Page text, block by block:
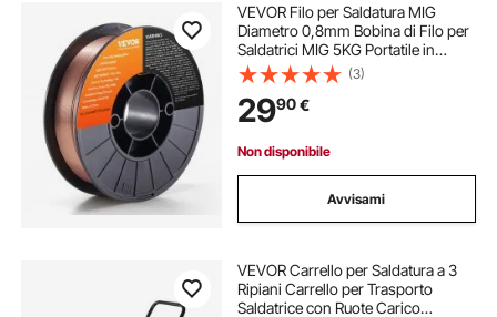
VEVOR Filo per Saldatura MIG
Diametro 0,8mm Bobina di Filo per
Saldatrici MIG 5KG Portatile in
Acciaio Morbido 200 mm, Filo di
Saldatura Trazione Massima tra
490-670 MPa per Saldatrici MIG
con Bobina
(3)
2990€
Non disponibile
Avvisami
VEVOR Carrello per Saldatura a 3
Ripiani Carrello per Trasporto
Saldatrice con Ruote Carico